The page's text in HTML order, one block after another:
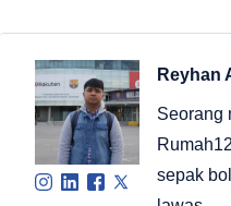
Reyhan
Seorang
sepak